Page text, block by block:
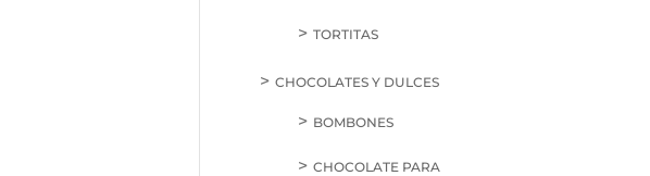
TORTITAS
CHOCOLATES Y DULCES
BOMBONES
CHOCOLATE PARA